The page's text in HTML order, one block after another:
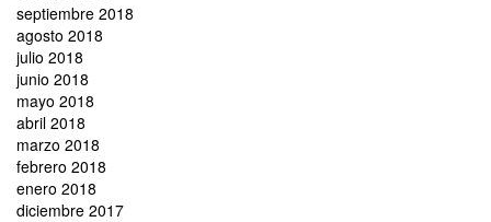
septiembre 2018
agosto 2018
julio 2018
junio 2018
mayo 2018
abril 2018
marzo 2018
febrero 2018
enero 2018
diciembre 2017